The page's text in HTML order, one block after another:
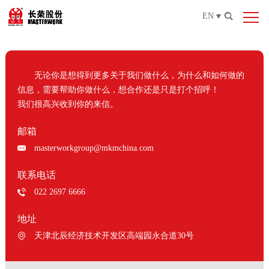
EN
无论你是想得到更多关于我们做什么，为什么和如何做的
信息，需要帮助你做什么，想合作还是只是打个招呼！
我们很高兴收到你的来信。
邮箱
masterworkgroup@mkmchina.com
联系电话
022 2697 6666
地址
天津北辰经济技术开发区高端园永合道30号